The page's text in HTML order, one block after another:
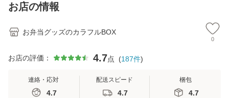
お店の情報
お弁当グッズのカラフルBOX
0
お店の評価： 4.7点 (187件)
連絡・応対
4.7
配送スピード
4.7
梱包
4.7